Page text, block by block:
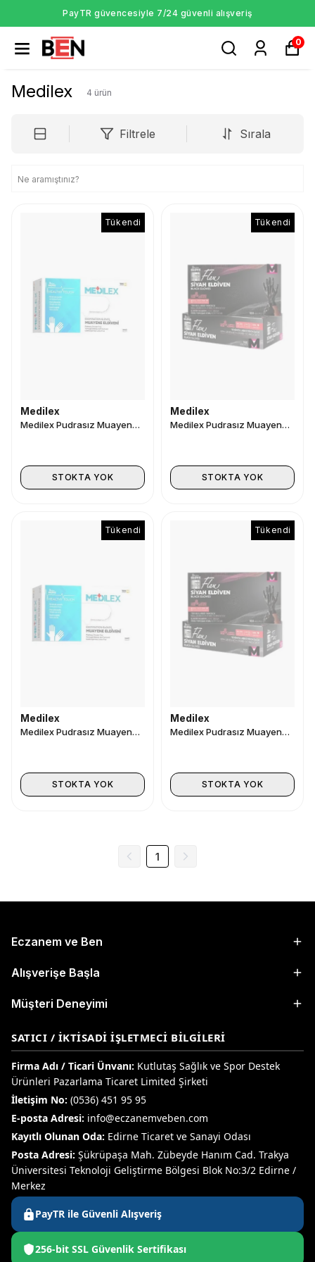
PayTR güvencesiyle 7/24 güvenli alışveriş
0
Medilex 4 ürün
Filtrele Sırala
Tükendi
Medilex
Medilex Pudrasız Muayene Eldiveni Mavi 100lü Medium
STOKTA YOK
Tükendi
Medilex
Medilex Pudrasız Muayene Eldiveni Siyah 100lü L/XL
STOKTA YOK
Tükendi
Medilex
Medilex Pudrasız Muayene Eldiveni Mavi 100lü L/XL
STOKTA YOK
Tükendi
Medilex
Medilex Pudrasız Muayene Eldiveni Siyah 100lü Medium
STOKTA YOK
1
Eczanem ve Ben
Alışverişe Başla
Müşteri Deneyimi
SATICI / İKTISADI İŞLETMECI BILGILERI
Firma Adı / Ticari Ünvanı: Kutlutaş Sağlık ve Spor Destek
Ürünleri Pazarlama Ticaret Limited Şirketi
İletişim No: (0536) 451 95 95
E-posta Adresi: info@eczanemveben.com
Kayıtlı Olunan Oda: Edirne Ticaret ve Sanayi Odası
Posta Adresi: Şükrüpaşa Mah. Zübeyde Hanım Cad. Trakya
Üniversitesi Teknoloji Geliştirme Bölgesi Blok No:3/2 Edirne /
Merkez
PayTR ile Güvenli Alışveriş
256-bit SSL Güvenlik Sertifikası